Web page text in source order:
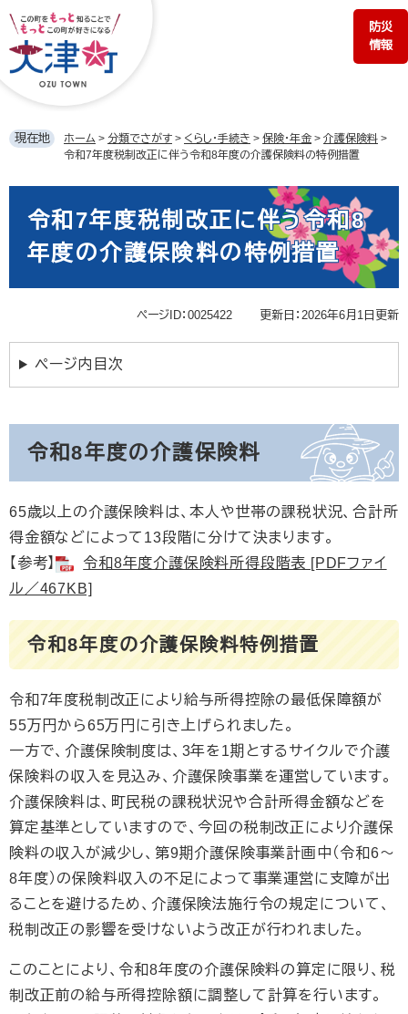
ジ
の
す。
ュ
ー
し
防災
情報
現在地 ホーム > 分類でさがす > くらし・手続き > 保険・年金 > 介護保険料 >
令和7年度税制改正に伴う令和8年度の介護保険料の特例措置
令和7年度税制改正に伴う令和8
年度の介護保険料の特例措置
ページID：0025422 更新日：2026年6月1日更新
ページ内目次
令和8年度の介護保険料
65歳以上の介護保険料は、本人や世帯の課税状況、合計所
得金額などによって13段階に分けて決まります。
【参考】
令和8年度介護保険料所得段階表 [PDFファイ
ル／467KB]
令和8年度の介護保険料特例措置
令和7年度税制改正により給与所得控除の最低保障額が
55万円から65万円に引き上げられました。
一方で、介護保険制度は、3年を1期とするサイクルで介護
保険料の収入を見込み、介護保険事業を運営しています。
介護保険料は、町民税の課税状況や合計所得金額などを
算定基準としていますので、今回の税制改正により介護保
険料の収入が減少し、第9期介護保険事業計画中（令和6〜
8年度）の保険料収入の不足によって事業運営に支障が出
ることを避けるため、介護保険法施行令の規定について、
税制改正の影響を受けないよう改正が行われました。
このことにより、令和8年度の介護保険料の算定に限り、税
制改正前の給与所得控除額に調整して計算を行います。